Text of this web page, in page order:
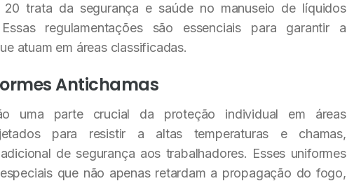
20 trata da segurança e saúde no manuseio de líquidos
regulamentações são essenciais para garantir a
atuam em áreas classificadas.
Antichamas
uma parte crucial da proteção individual em áreas
para resistir a altas temperaturas e chamas,
de segurança aos trabalhadores. Esses uniformes
que não apenas retardam a propagação do fogo,